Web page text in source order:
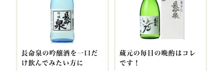
長命泉の吟醸酒を一口だ
け飲んでみたい方に
蔵元の毎日の晩酌はコレ
です！